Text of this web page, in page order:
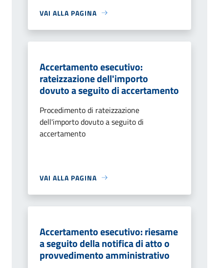
VAI ALLA PAGINA
Accertamento esecutivo:
rateizzazione dell'importo
dovuto a seguito di accertamento
Procedimento di rateizzazione
dell'importo dovuto a seguito di
accertamento
VAI ALLA PAGINA
Accertamento esecutivo: riesame
a seguito della notifica di atto o
provvedimento amministrativo